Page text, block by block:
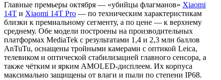
Главные премьеры октября — «убийцы флагманов» Xiaomi
14T и Xiaomi 14T Pro — по техническим характеристикам
близки к премиальному сегменту, а по цене — к верхнему
среднему. Обе модели построены на производительных
платформах MediaTek с результатами 1,4 и 2,3 млн баллов
AnTuTu, оснащены тройными камерами с оптикой Leica,
телевиком и оптической стабилизацией главного сенсора, а
также чётким и ярким AMOLED-дисплеем. Их корпуса
максимально защищены от влаги и пыли по степени IP68.